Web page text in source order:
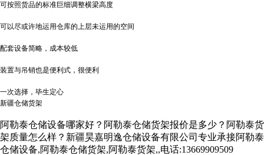
可按照货品的标准巨细调整横梁高度
可以尽或许地运用仓库的上层未运用的空间
配套设备简略，成本较低
装置与吊销也是便利式，很便利
一次选择，毕生定心
新疆仓储货架
阿勒泰仓储设备哪家好？阿勒泰仓储货架报价是多少？阿勒泰货
架质量怎么样？新疆昊嘉明逸仓储设备有限公司专业承接阿勒泰
仓储设备,阿勒泰仓储货架,阿勒泰货架,,电话:13669909509